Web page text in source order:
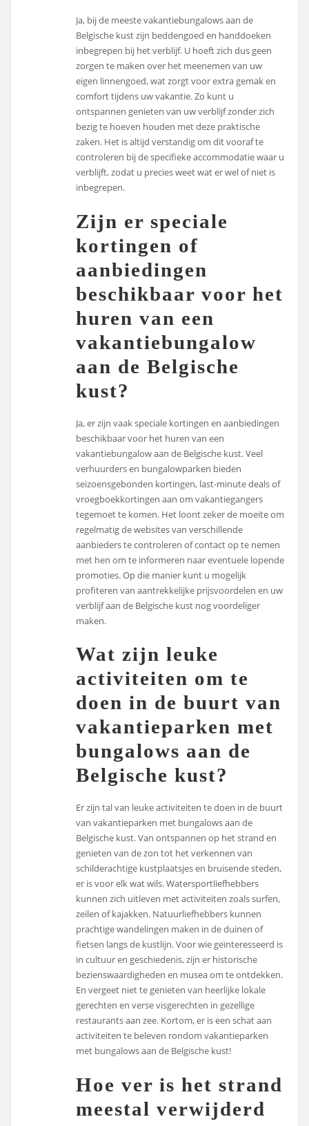
Ja, bij de meeste vakantiebungalows aan de
Belgische kust zijn beddengoed en handdoeken
inbegrepen bij het verblijf. U hoeft zich dus geen
zorgen te maken over het meenemen van uw
eigen linnengoed, wat zorgt voor extra gemak en
comfort tijdens uw vakantie. Zo kunt u
ontspannen genieten van uw verblijf zonder zich
bezig te hoeven houden met deze praktische
zaken. Het is altijd verstandig om dit vooraf te
controleren bij de specifieke accommodatie waar u
verblijft, zodat u precies weet wat er wel of niet is
inbegrepen.
Zijn er speciale
kortingen of
aanbiedingen
beschikbaar voor het
huren van een
vakantiebungalow
aan de Belgische
kust?
Ja, er zijn vaak speciale kortingen en aanbiedingen
beschikbaar voor het huren van een
vakantiebungalow aan de Belgische kust. Veel
verhuurders en bungalowparken bieden
seizoensgebonden kortingen, last-minute deals of
vroegboekkortingen aan om vakantiegangers
tegemoet te komen. Het loont zeker de moeite om
regelmatig de websites van verschillende
aanbieders te controleren of contact op te nemen
met hen om te informeren naar eventuele lopende
promoties. Op die manier kunt u mogelijk
profiteren van aantrekkelijke prijsvoordelen en uw
verblijf aan de Belgische kust nog voordeliger
maken.
Wat zijn leuke
activiteiten om te
doen in de buurt van
vakantieparken met
bungalows aan de
Belgische kust?
Er zijn tal van leuke activiteiten te doen in de buurt
van vakantieparken met bungalows aan de
Belgische kust. Van ontspannen op het strand en
genieten van de zon tot het verkennen van
schilderachtige kustplaatsjes en bruisende steden,
er is voor elk wat wils. Watersportliefhebbers
kunnen zich uitleven met activiteiten zoals surfen,
zeilen of kajakken. Natuurliefhebbers kunnen
prachtige wandelingen maken in de duinen of
fietsen langs de kustlijn. Voor wie geïnteresseerd is
in cultuur en geschiedenis, zijn er historische
bezienswaardigheden en musea om te ontdekken.
En vergeet niet te genieten van heerlijke lokale
gerechten en verse visgerechten in gezellige
restaurants aan zee. Kortom, er is een schat aan
activiteiten te beleven rondom vakantieparken
met bungalows aan de Belgische kust!
Hoe ver is het strand
meestal verwijderd